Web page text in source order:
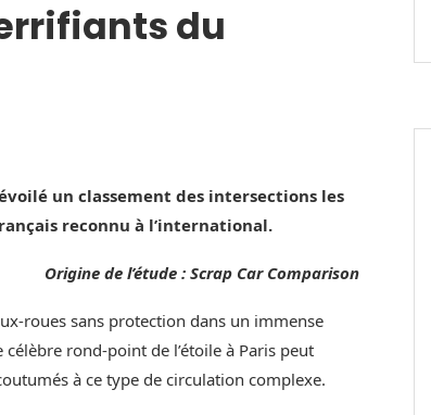
du
un classement des intersections les
reconnu à l’international.
Origine de l’étude : Scrap Car Comparison
roues sans protection dans un immense
rond-point de l’étoile à Paris peut
à ce type de circulation complexe.